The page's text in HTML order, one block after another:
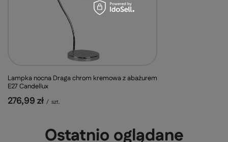
Lampka nocna Draga chrom kremowa z abażurem
E27 Candellux
276,99 zł / szt.
Ostatnio oglądane